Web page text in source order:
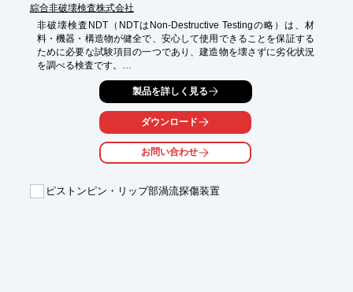
綜合非破壊検査株式会社
非破壊検査NDT（NDTはNon-Destructive Testingの略）は、材
料・機器・構造物が健全で、安心して使用できることを保証する
ために必要な試験項目の一つであり、建造物を壊さずに劣化状況
を調べる検査です。
外見ではわからない内部トラブルを早期発見することで、大きな
被害に発展することをくい止める役割を負っています。
また、検査員である我々は、工業業界のドクターとしての立場を
担っております。
詳しくはお問い合わせ下さい。
製品を詳しく見る
ダウンロード
お問い合わせ
ピストンピン・リップ部渦流探傷装置